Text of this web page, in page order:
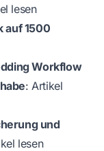
lesen
auf 1500
Workflow
: Artikel
und
lesen